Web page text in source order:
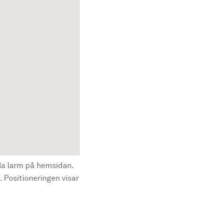
larm på hemsidan.
visar